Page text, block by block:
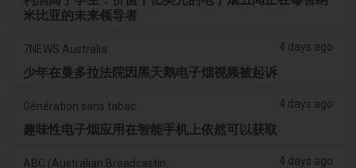
米比亚的未来领导者
7NEWS Australia 4 days ago
少年在曼多拉法院因黑天鹅电子烟视频被起诉
Génération sans tabac 4 days ago
趣味性电子烟应用在智能手机上依然可以获取
4 days ago